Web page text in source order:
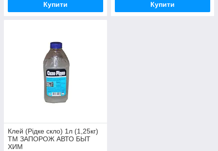
Купити Купити
Клей (Рідке скло) 1л (1,25кг)
ТМ ЗАПОРОЖ АВТО БЫТ
ХИМ